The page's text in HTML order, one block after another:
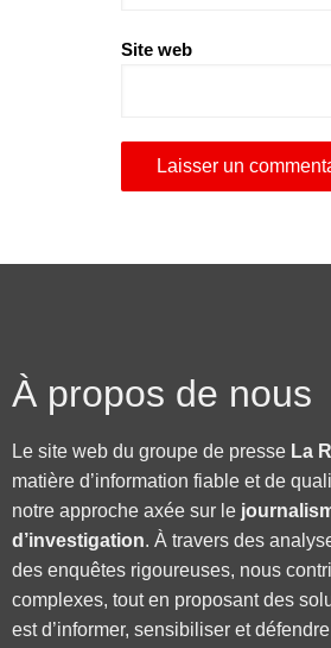
Site web
À propos de nous
Le site web du groupe de presse La
matière d’information fiable et de
notre approche axée sur le
d’investigation. À travers des
des enquêtes rigoureuses, nous
complexes, tout en proposant des
est d’informer, sensibiliser et